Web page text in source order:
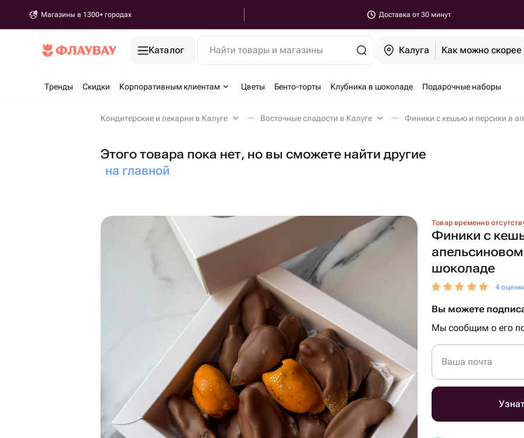
Магазины в 1300+ городах Доставка от 30 минут
Каталог Найти товары и магазины Калуга Как можно скорее
Тренды Скидки Корпоративным клиентам Цветы Бенто-торты Клубника в шоколаде Подарочные наборы
Кондитерские и пекарни в Калуге Восточные сладости в Калуге
Этого товара пока нет, но вы сможете найти другие
на главной
Товар временно
Финики с
шоколаде
4
Вы можете
Мы сообщим о его
Ваша почта